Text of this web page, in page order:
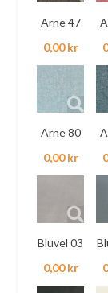
Arne 47
0,00 kr
Arne 80
0,00 kr
Bluvel 03
0,00 kr